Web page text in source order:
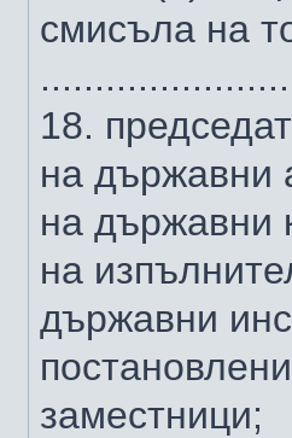
смисъла на
18.
на държавни
на държавни
на
държавни
заместници;